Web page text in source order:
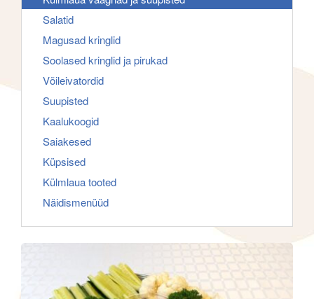
g
f
Salatid
Magusad kringlid
Soolased kringlid ja pirukad
Võileivatordid
Suupisted
Kaalukoogid
Saiakesed
Küpsised
Külmlaua tooted
Näidismenüüd